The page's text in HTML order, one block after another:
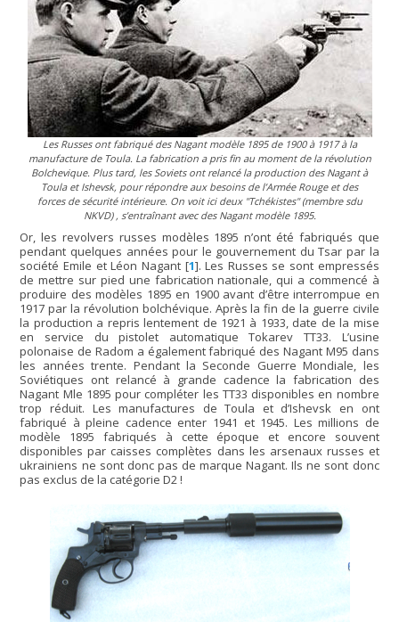
Les Russes ont fabriqué des Nagant modèle 1895 de 1900 à 1917 à la
manufacture de Toula. La fabrication a pris fin au moment de la révolution
Bolchevique. Plus tard, les Soviets ont relancé la production des Nagant à
Toula et Ishevsk, pour répondre aux besoins de l’Armée Rouge et des
forces de sécurité intérieure. On voit ici deux "Tchékistes"(membre sdu
NKVD) , s’entraînant avec des Nagant modèle 1895.
Or, les revolvers russes modèles 1895 n’ont été fabriqués que
pendant quelques années pour le gouvernement du Tsar par la
société Emile et Léon Nagant[1]. Les Russes se sont empressés
de mettre sur pied une fabrication nationale, qui a commencé à
produire des modèles 1895 en 1900 avant d’être interrompue en
1917 par la révolution bolchévique. Après la fin de la guerre civile
la production a repris lentement de 1921 à 1933, date de la mise
en service du pistolet automatique Tokarev TT33. L’usine
polonaise de Radom a également fabriqué des Nagant M95 dans
les années trente. Pendant la Seconde Guerre Mondiale, les
Soviétiques ont relancé à grande cadence la fabrication des
Nagant Mle 1895 pour compléter les TT33 disponibles en nombre
trop réduit. Les manufactures de Toula et d’Ishevsk en ont
fabriqué à pleine cadence enter 1941 et 1945. Les millions de
modèle 1895 fabriqués à cette époque et encore souvent
disponibles par caisses complètes dans les arsenaux russes et
ukrainiens ne sont donc pas de marque Nagant. Ils ne sont donc
pas exclus de la catégorie D2 !